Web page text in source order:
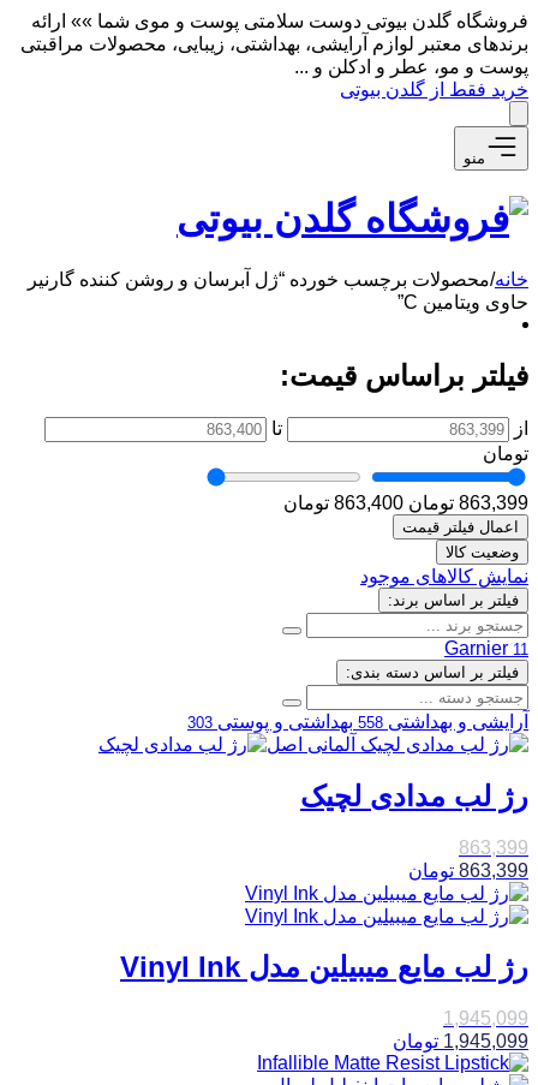
فروشگاه گلدن بیوتی دوست سلامتی پوست و موی شما »» ارائه
برندهای معتبر لوازم آرایشی، بهداشتی، زیبایی، محصولات مراقبتی
پوست و مو، عطر و ادکلن و ...
خرید فقط از گلدن بیوتی
منو
خانه/محصولات برچسب خورده “ژل آبرسان و روشن کننده گارنیر
حاوی ویتامین C”
فیلتر براساس قیمت:
از
تا
تومان
863,399 تومان 863,400 تومان
اعمال فیلتر قیمت
وضعیت کالا
نمایش کالاهای موجود
فیلتر بر اساس برند:
Garnier 11
فیلتر بر اساس دسته بندی:
آرایشی و بهداشتی 558 بهداشتی و پوستی 303
رژ لب مدادی لچیک
863,399
863,399 تومان
رژ لب مایع میبیلین مدل Vinyl Ink
1,945,099
1,945,099 تومان